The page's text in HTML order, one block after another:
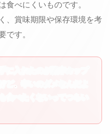
食べにくいものです。
、賞味期限や保存環境を考
です。